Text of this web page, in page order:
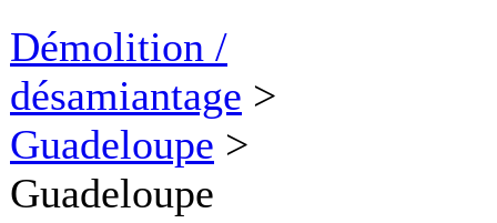
Démolition /
désamiantage >
Guadeloupe >
Guadeloupe